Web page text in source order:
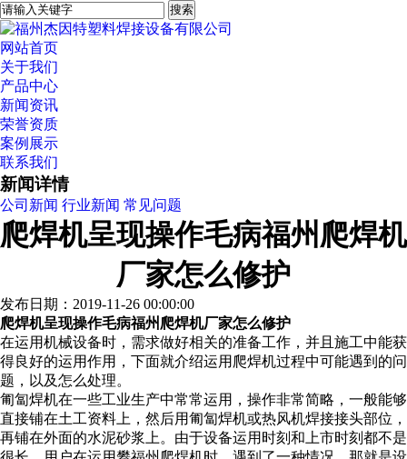
网站首页
关于我们
产品中心
新闻资讯
荣誉资质
案例展示
联系我们
新闻详情
公司新闻 行业新闻 常见问题
爬焊机呈现操作毛病福州爬焊机
厂家怎么修护
发布日期：2019-11-26 00:00:00
爬焊机呈现操作毛病福州爬焊机厂家怎么修护
在运用机械设备时，需求做好相关的准备工作，并且施工中能获
得良好的运用作用，下面就介绍运用爬焊机过程中可能遇到的问
题，以及怎么处理。
匍匐焊机在一些工业生产中常常运用，操作非常简略，一般能够
直接铺在土工资料上，然后用匍匐焊机或热风机焊接接头部位，
再铺在外面的水泥砂浆上。由于设备运用时刻和上市时刻都不是